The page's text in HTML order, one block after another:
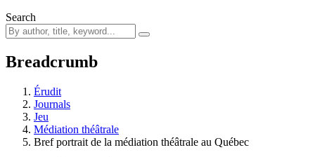
Search
Breadcrumb
Érudit
Journals
Jeu
Médiation théâtrale
Bref portrait de la médiation théâtrale au Québec